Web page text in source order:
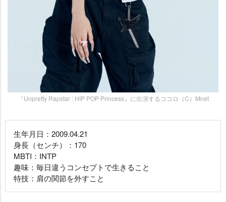
『Unpretty Rapstar : HIP POP Princess』に出演するココロ（C）Mnet
生年月日：2009.04.21
身長（センチ）：170
MBTI：INTP
趣味：毎日違うコンセプトで生きること
特技：肩の関節を外すこと